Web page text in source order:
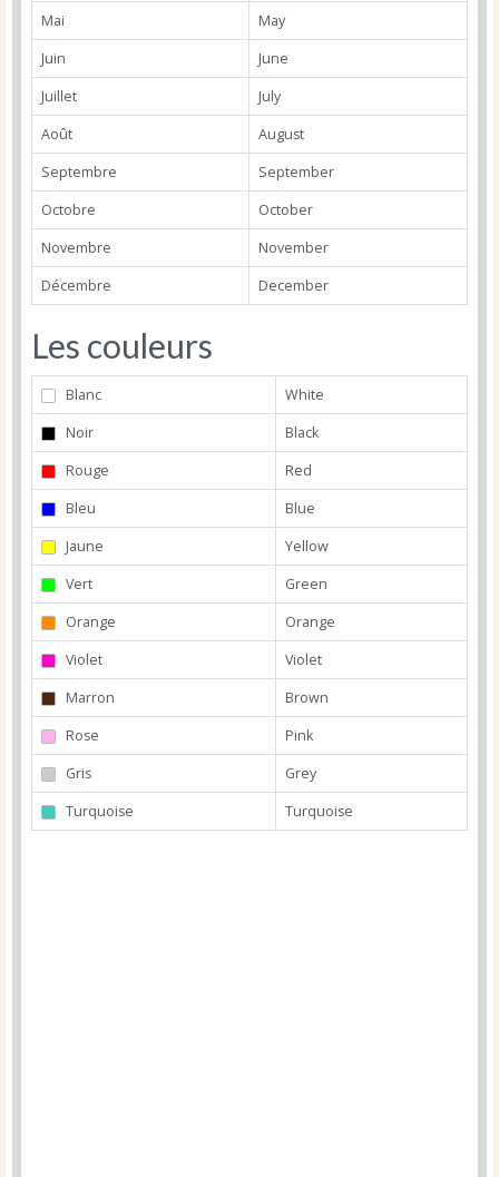
Mai
May
Juin
June
Juillet
July
Août
August
Septembre
September
Octobre
October
Novembre
November
Décembre
December
Les couleurs
Blanc
White
Noir
Black
Rouge
Red
Bleu
Blue
Jaune
Yellow
Vert
Green
Orange
Orange
Violet
Violet
Marron
Brown
Rose
Pink
Gris
Grey
Turquoise
Turquoise